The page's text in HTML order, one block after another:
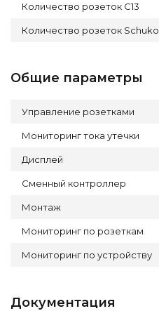
Количество розеток C13
Количество розеток Schuko
Общие параметры
Управление розетками
Мониторинг тока утечки
Дисплей
Сменный контроллер
Монтаж
Мониторинг по розеткам
Мониторинг по устройству
Документация